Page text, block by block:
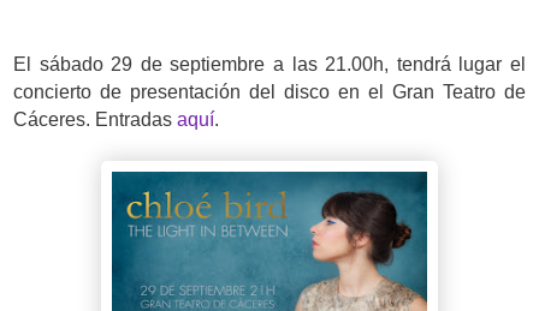
El sábado 29 de septiembre a las 21.00h, tendrá lugar el
concierto de presentación del disco en el Gran Teatro de
Cáceres. Entradas aquí.